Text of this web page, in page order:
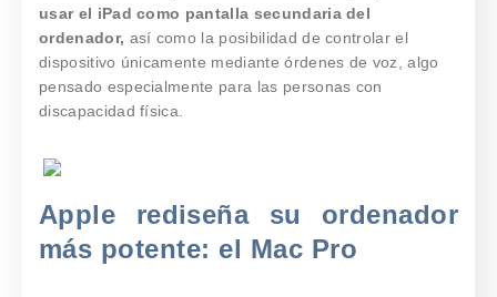
usar el iPad como pantalla secundaria del
ordenador, así como la posibilidad de controlar el
dispositivo únicamente mediante órdenes de voz, algo
pensado especialmente para las personas con
discapacidad física.
Apple rediseña su ordenador
más potente: el Mac Pro